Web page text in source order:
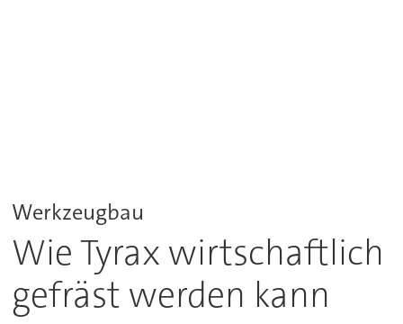
Werkzeugbau
Wie Tyrax wirtschaftlich
gefräst werden kann